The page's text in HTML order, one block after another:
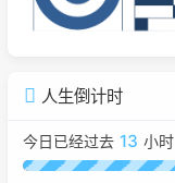
人生倒计时
今日已经过去 13 小时